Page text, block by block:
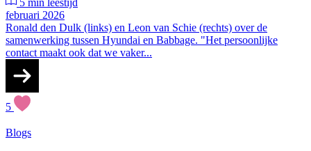
5 min leestijd
februari 2026
Ronald den Dulk (links) en Leon van Schie (rechts) over de
samenwerking tussen Hyundai en Babbage. "Het persoonlijke
contact maakt ook dat we vaker...
5
Blogs